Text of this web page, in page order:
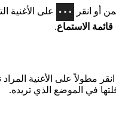
أو انقر
على الأغنية
الاستماع.
مطولاً على الأغنية المراد
في الموضع الذي تريده.